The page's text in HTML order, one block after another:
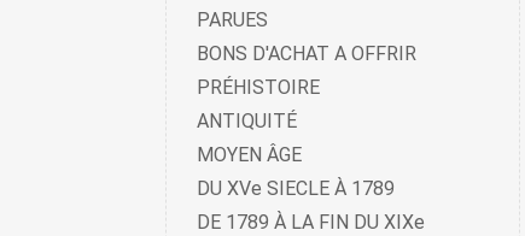
PARUES
BONS D'ACHAT A OFFRIR
PRÉHISTOIRE
ANTIQUITÉ
MOYEN ÂGE
DU XVe SIECLE À 1789
DE 1789 À LA FIN DU XIXe